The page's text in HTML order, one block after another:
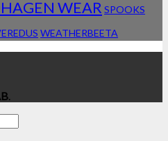
WEAR SPOOKS
WEATHERBEETA
.